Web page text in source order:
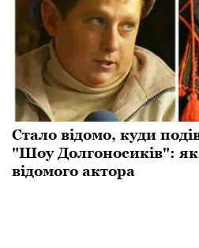
Стало відомо, куди
"Шоу Долгоносиків":
відомого актора